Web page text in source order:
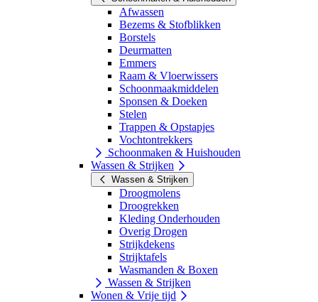
Afwassen
Bezems & Stofblikken
Borstels
Deurmatten
Emmers
Raam & Vloerwissers
Schoonmaakmiddelen
Sponsen & Doeken
Stelen
Trappen & Opstapjes
Vochtontrekkers
Schoonmaken & Huishouden
Wassen & Strijken
Wassen & Strijken
Droogmolens
Droogrekken
Kleding Onderhouden
Overig Drogen
Strijkdekens
Strijktafels
Wasmanden & Boxen
Wassen & Strijken
Wonen & Vrije tijd